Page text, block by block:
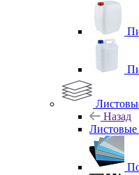
Назад
Листовые